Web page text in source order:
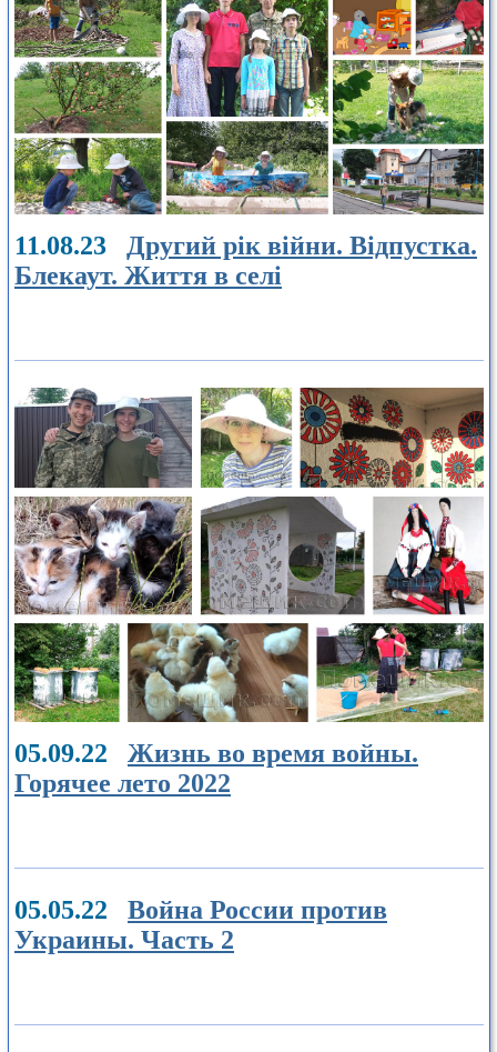
11.08.23 Другий рік війни. Відпустка.
Блекаут. Життя в селі
05.09.22 Жизнь во время войны.
Горячее лето 2022
05.05.22 Война России против
Украины. Часть 2